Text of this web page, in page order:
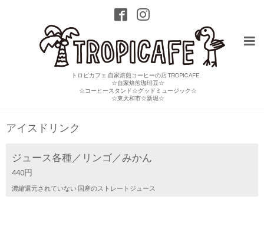
トロピカフェ 自家焙煎コーヒーの店 TROPICAFE
☆自家焙煎珈琲豆☆
☆コーヒースタンド☆グッドミュージック☆
☆東大和市☆新堀☆
アイスドリンク
ジュース各種／リンゴ／みかん
440円
濃縮還元されていない 国産のストレートジュース